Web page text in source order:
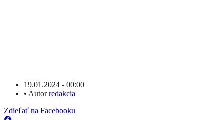
19.01.2024 - 00:00
• Autorredakcia
Zdieľať na Facebooku